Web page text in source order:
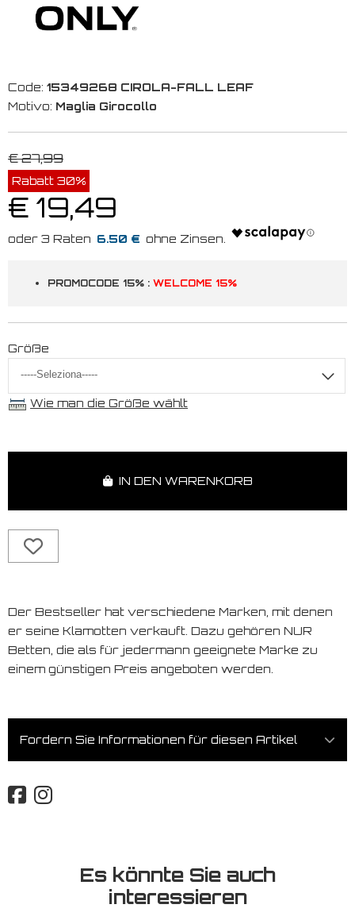
Code: 15349268 CIROLA-FALL LEAF
Motivo: Maglia Girocollo
€ 27,99
Rabatt 30%
€ 19,49
6.50 €
PROMOCODE 15% : WELCOME 15%
Größe
Wie man die Größe wählt
IN DEN WARENKORB
Der Bestseller hat verschiedene Marken, mit denen
er seine Klamotten verkauft. Dazu gehören NUR
Betten, die als für jedermann geeignete Marke zu
einem günstigen Preis angeboten werden.
Fordern Sie Informationen für diesen Artikel
Es könnte Sie auch
interessieren